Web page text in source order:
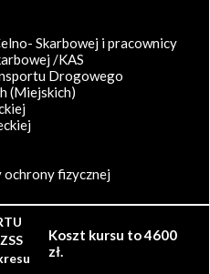
Skarbowej i pracownicy
/KAS
Drogowego
(Miejskich)
fizycznej
Koszt kursu to 4600
zł.